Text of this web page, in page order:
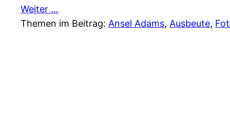
Weiter …
Themen im Beitrag: Ansel Adams, Ausbeute,